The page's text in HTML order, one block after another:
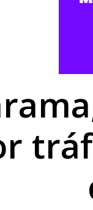
do médico